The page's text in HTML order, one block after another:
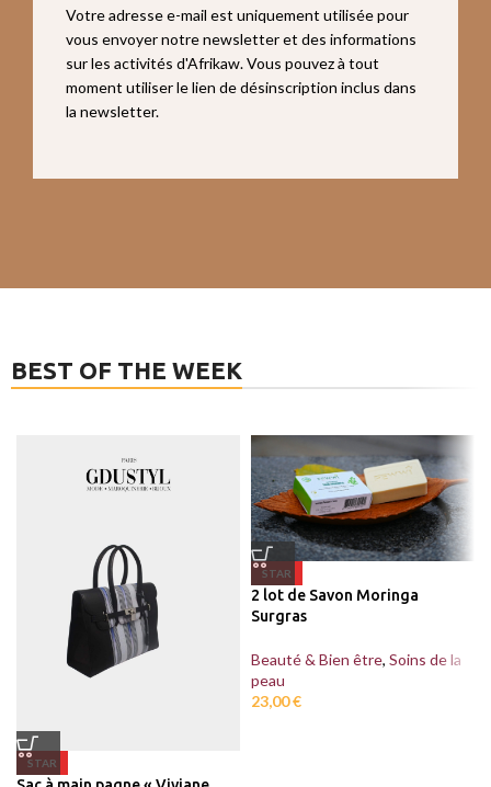
Votre adresse e-mail est uniquement utilisée pour
vous envoyer notre newsletter et des informations
sur les activités d'Afrikaw. Vous pouvez à tout
moment utiliser le lien de désinscription inclus dans
la newsletter.
BEST OF THE WEEK
STAR
STAR
2 lot de Savon Moringa
Surgras
Beauté & Bien être, Soins de la
peau
23,00€